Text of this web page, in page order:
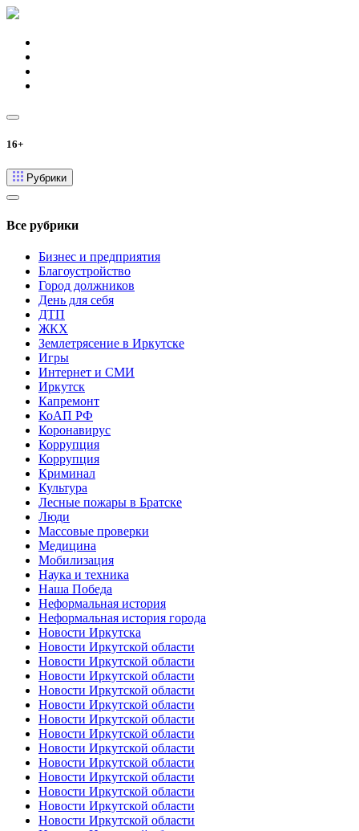
16+
Рубрики
Все рубрики
Бизнес и предприятия
Благоустройство
Город должников
День для себя
ДТП
ЖКХ
Землетрясение в Иркутске
Игры
Интернет и СМИ
Иркутск
Капремонт
КоАП РФ
Коронавирус
Коррупция
Коррупция
Криминал
Культура
Лесные пожары в Братске
Люди
Массовые проверки
Медицина
Мобилизация
Наука и техника
Наша Победа
Неформальная история
Неформальная история города
Новости Иркутска
Новости Иркутской области
Новости Иркутской области
Новости Иркутской области
Новости Иркутской области
Новости Иркутской области
Новости Иркутской области
Новости Иркутской области
Новости Иркутской области
Новости Иркутской области
Новости Иркутской области
Новости Иркутской области
Новости Иркутской области
Новости Иркутской области